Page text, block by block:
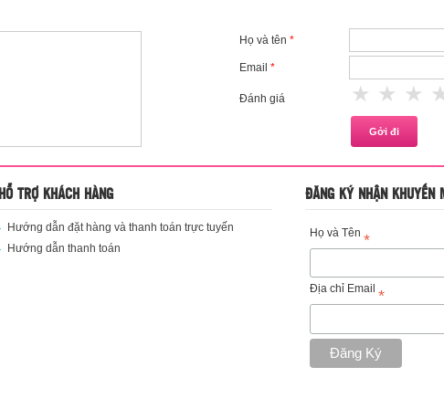
Họ và tên *
Email *
Đánh giá 2
1 star
HỖ TRỢ KHÁCH HÀNG
Hướng dẫn đặt hàng và thanh toán trực tuyến
Hướng dẫn thanh toán
ĐĂNG KÝ NHẬN KHUYẾN
Họ và Tên*
Địa chỉ Email*